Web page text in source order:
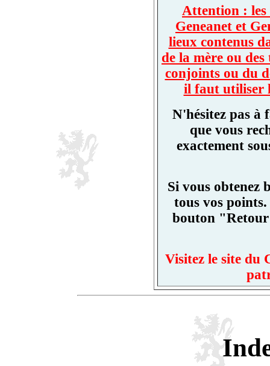
Attention : les
Geneanet et
lieux contenus
de la mère ou
conjoints ou du
il faut utiliser
N'hésitez pas à
que vous
exactement
Si vous obtenez
tous vos
bouton
Visitez le site du